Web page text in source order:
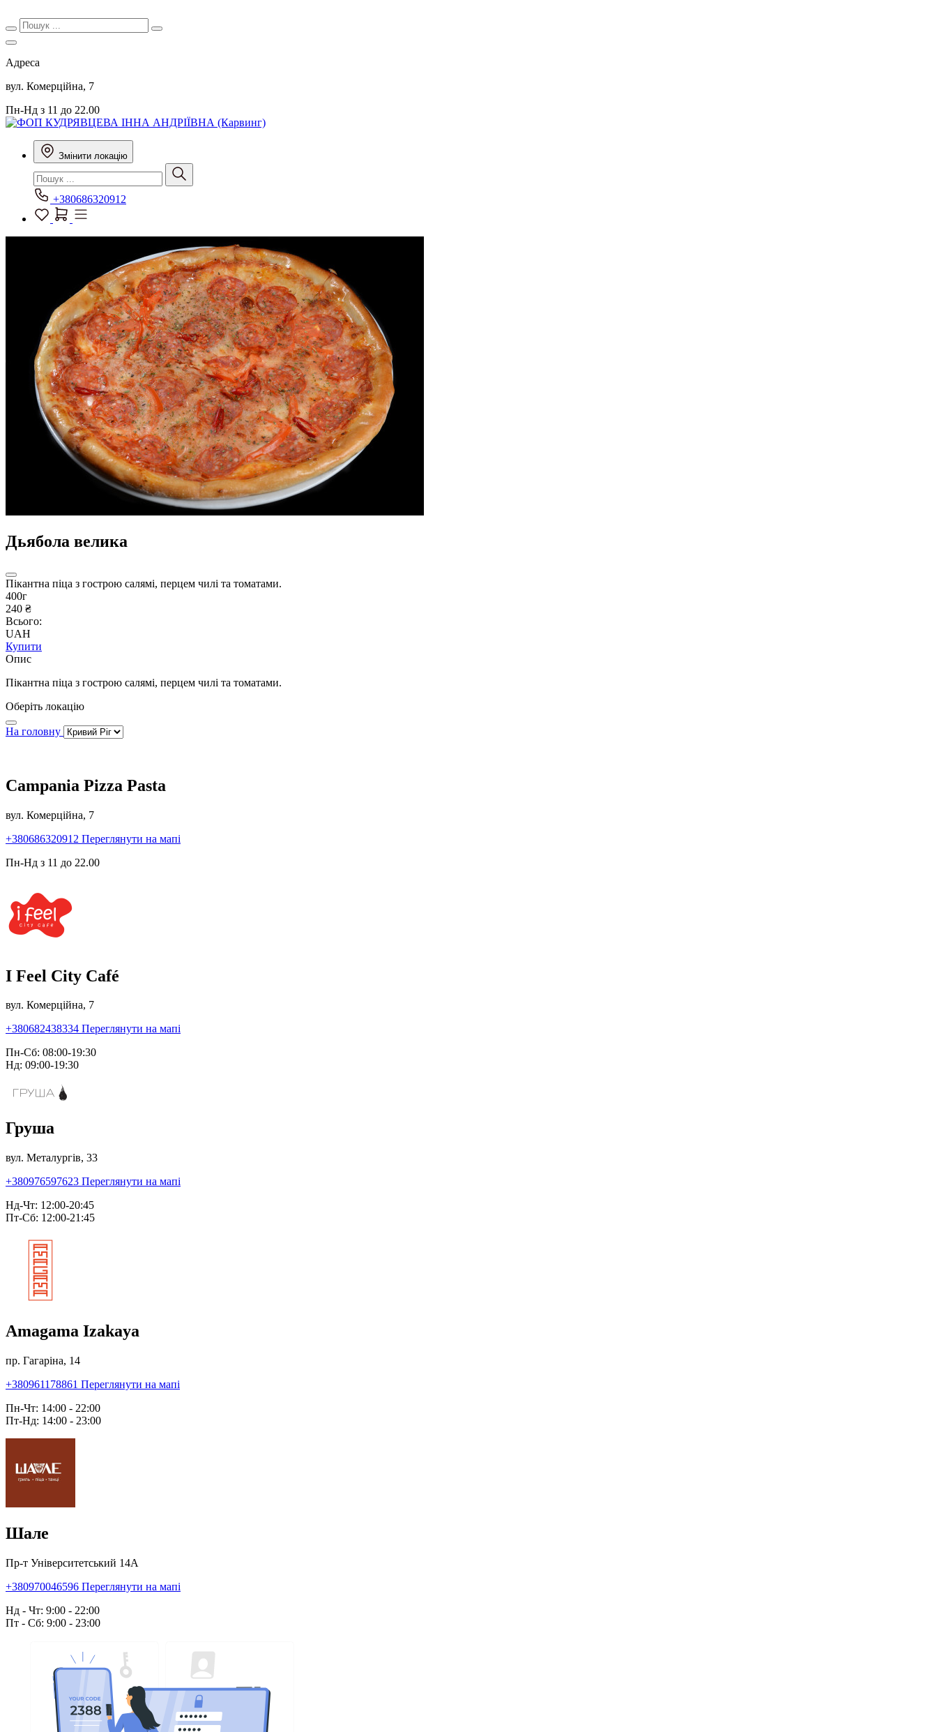
Адреса
вул. Комерційна, 7
Пн-Нд з 11 до 22.00
Змінити локацію
+380686320912
Дьябола велика
Пікантна піца з гострою салямі, перцем чилі та томатами.
400г
240 ₴
Всього:
UAH
Купити
Опис
Пікантна піца з гострою салямі, перцем чилі та томатами.
Оберіть локацію
На головну
Campania Pizza Pasta
вул. Комерційна, 7
+380686320912 Переглянути на мапі
Пн-Нд з 11 до 22.00
I Feel City Café
вул. Комерційна, 7
+380682438334 Переглянути на мапі
Пн-Сб: 08:00-19:30
Нд: 09:00-19:30
Груша
вул. Металургів, 33
+380976597623 Переглянути на мапі
Нд-Чт: 12:00-20:45
Пт-Сб: 12:00-21:45
Amagama Izakaya
пр. Гагаріна, 14
+380961178861 Переглянути на мапі
Пн-Чт: 14:00 - 22:00
Пт-Нд: 14:00 - 23:00
Шале
Пр-т Університетський 14А
+380970046596 Переглянути на мапі
Нд - Чт: 9:00 - 22:00
Пт - Сб: 9:00 - 23:00